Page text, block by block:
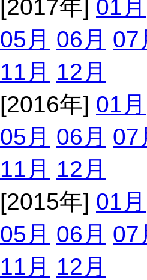
[2017年] 01月
05月 06月 07
11月 12月
[2016年] 01月
05月 06月 07
11月 12月
[2015年] 01月
05月 06月 07
11月 12月